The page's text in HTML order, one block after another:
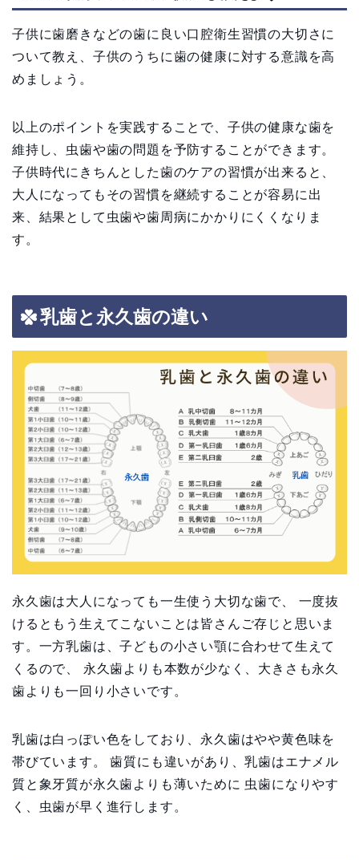
子供に歯磨きなどの歯に良い口腔衛生習慣の大切さに
ついて教え、子供のうちに歯の健康に対する意識を高
めましょう。
以上のポイントを実践することで、子供の健康な歯を
維持し、虫歯や歯の問題を予防することができます。
子供時代にきちんとした歯のケアの習慣が出来ると、
大人になってもその習慣を継続することが容易に出
来、結果として虫歯や歯周病にかかりにくくなりま
す。
乳歯と永久歯の違い
永久歯は大人になっても一生使う大切な歯で、 一度抜
けるともう生えてこないことは皆さんご存じと思いま
す。一方乳歯は、子どもの小さい顎に合わせて生えて
くるので、 永久歯よりも本数が少なく、大きさも永久
歯よりも一回り小さいです。
乳歯は白っぽい色をしており、永久歯はやや黄色味を
帯びています。 歯質にも違いがあり、乳歯はエナメル
質と象牙質が永久歯よりも薄いために 虫歯になりやす
く、虫歯が早く進行します。